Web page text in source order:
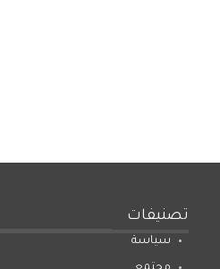
تصنيفات
سياسة